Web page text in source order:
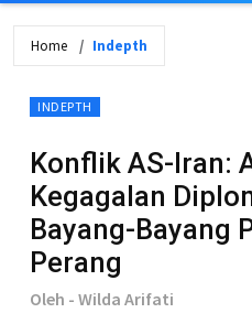
Home Indepth
INDEPTH
Konflik AS-Iran:
Kegagalan
Bayang-Bayang
Perang
Oleh - Wilda Arifati